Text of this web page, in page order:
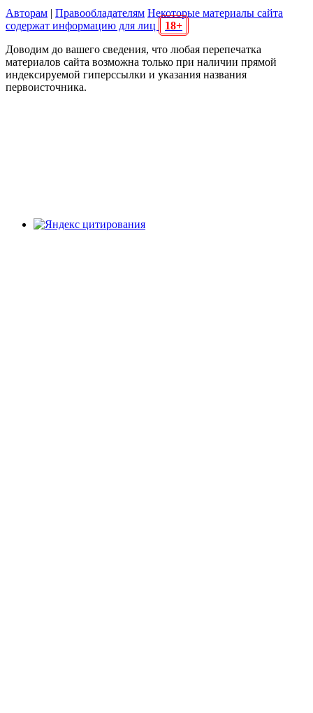
Авторам | Правообладателям Некоторые материалы сайта
содержат информацию для лиц
18+
Доводим до вашего сведения, что любая перепечатка
материалов сайта возможна только при наличии прямой
индексируемой гиперссылки и указания названия
первоисточника.